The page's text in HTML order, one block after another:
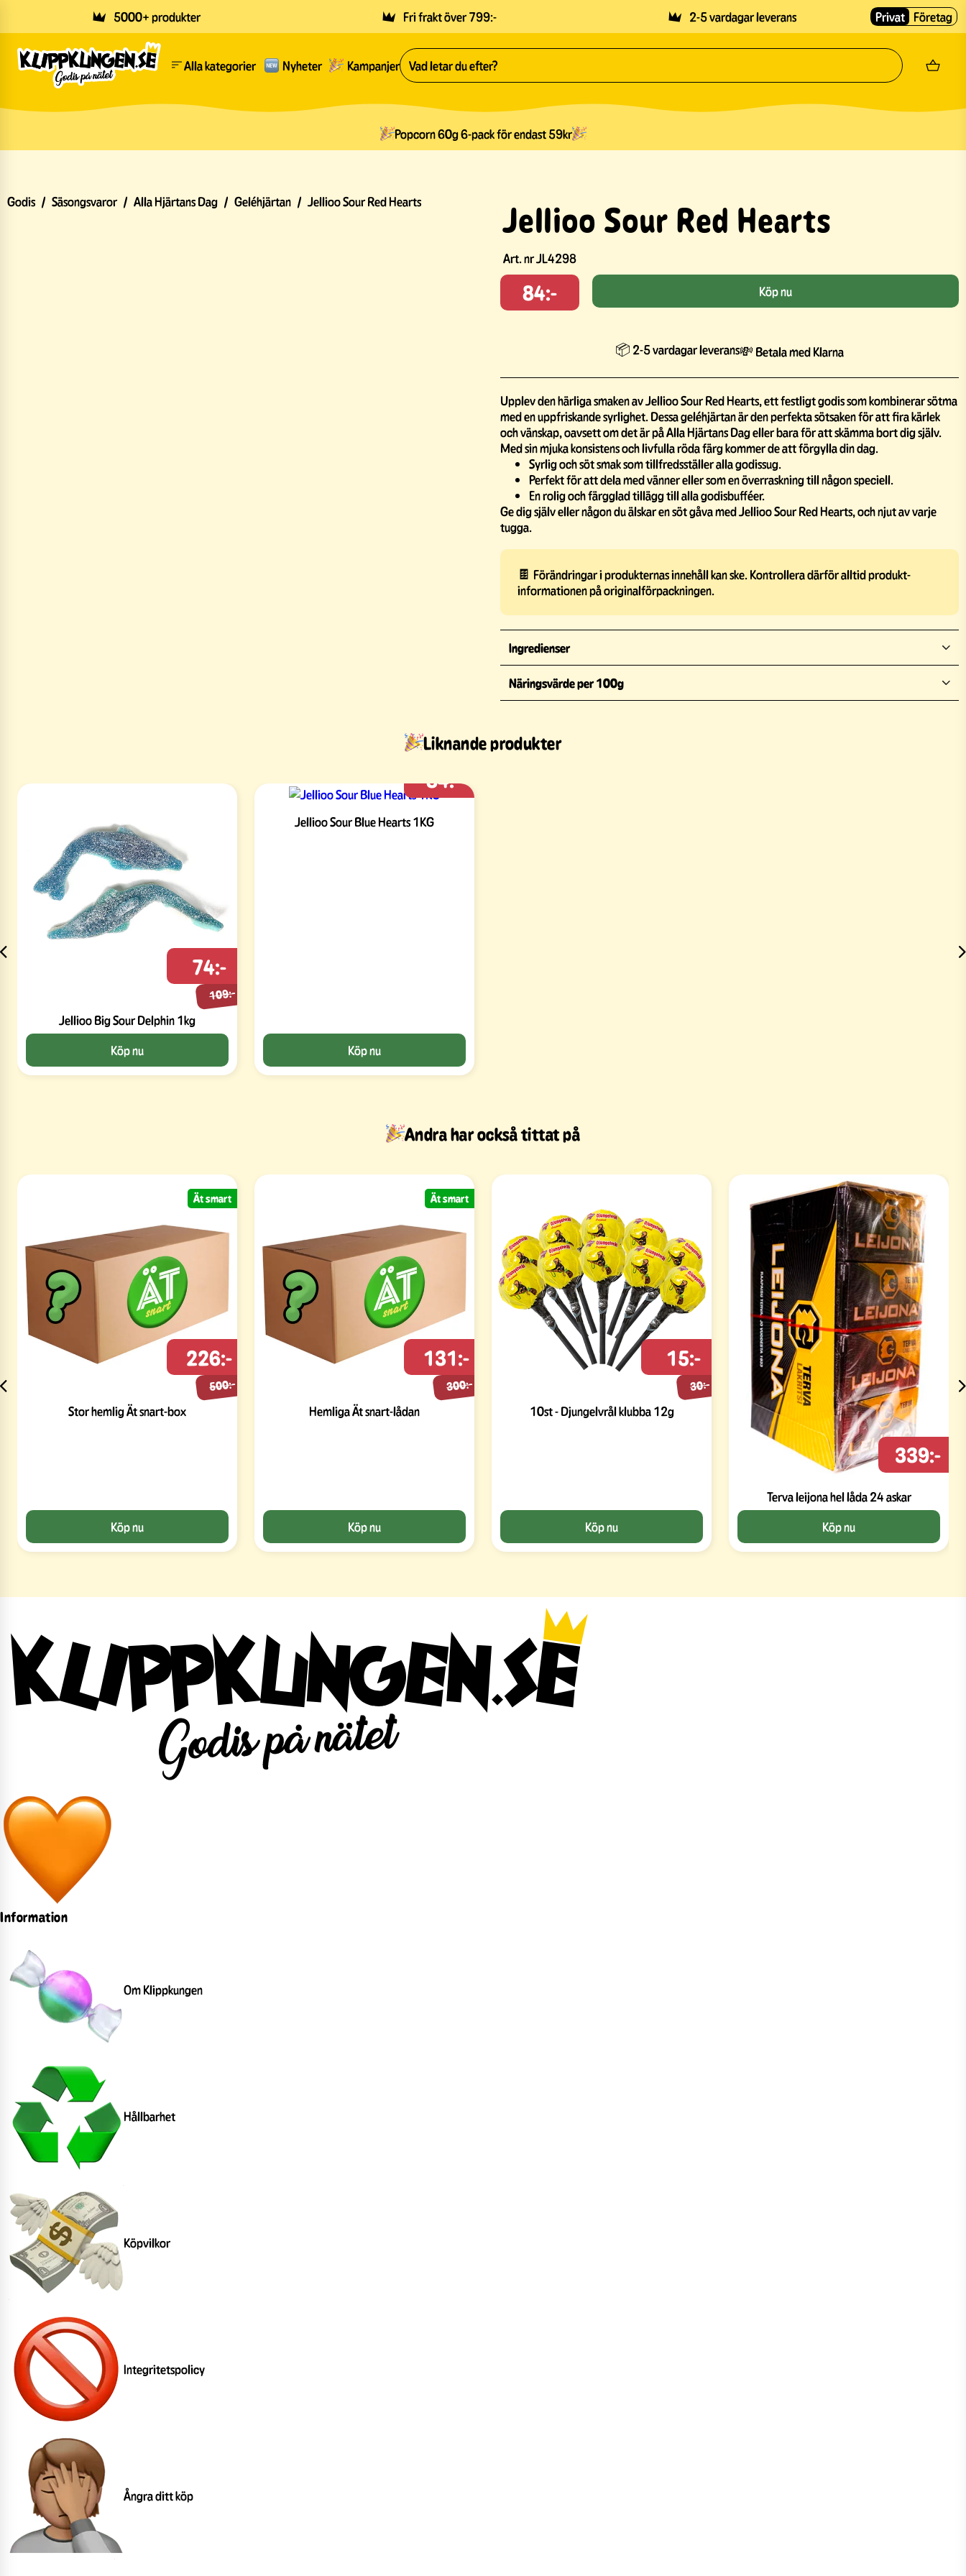
5000+ produkter Fri frakt över 799:- 2-5 vardagar leverans Privat Företag
Alla kategorier Nyheter Kampanjer
Popcorn 60g 6-pack för endast 59kr
Godis / Säsongsvaror / Alla Hjärtans Dag / Geléhjärtan / Jellioo Sour Red Hearts Jellioo Sour Red Hearts
Art. nrJL4298
84:- Köp nu
📦 2-5 vardagar leverans💸 Betala med Klarna
Upplev den härliga smaken av Jellioo Sour Red Hearts, ett festligt godis som kombinerar sötma
med en uppfriskande syrlighet. Dessa geléhjärtan är den perfekta sötsaken för att fira kärlek
och vänskap, oavsett om det är på Alla Hjärtans Dag eller bara för att skämma bort dig själv.
Med sin mjuka konsistens och livfulla röda färg kommer de att förgylla din dag.
Syrlig och söt smak som tillfredsställer alla godissug.
Perfekt för att dela med vänner eller som en överraskning till någon speciell.
En rolig och färgglad tillägg till alla godisbufféer.
Ge dig själv eller någon du älskar en söt gåva med Jellioo Sour Red Hearts, och njut av varje
tugga.
🍫 Förändringar i produkternas innehåll kan ske. Kontrollera därför alltid produkt-
informationen på originalförpackningen.
Ingredienser
Näringsvärde per 100g
Liknande produkter
Jellioo Big Sour Delphin 1kg
109:-
74:-
Köp nu
Jellioo Sour Blue Hearts 1KG
84:-
Köp nu
Andra har också tittat på
Stor hemlig Ät snart-box
500:-
226:-
Köp nu
Ät smart
Hemliga Ät snart-lådan
300:-
131:-
Köp nu
Ät smart
10st - Djungelvrål klubba 12g
30:-
15:-
Köp nu
Terva leijona hel låda 24 askar
339:-
Köp nu
Information
Om Klippkungen
Hållbarhet
Köpvilkor
Integritetspolicy
Ångra ditt köp